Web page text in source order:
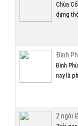
Chùa
dựng
Đình
Đình
nay là
2 ngôi